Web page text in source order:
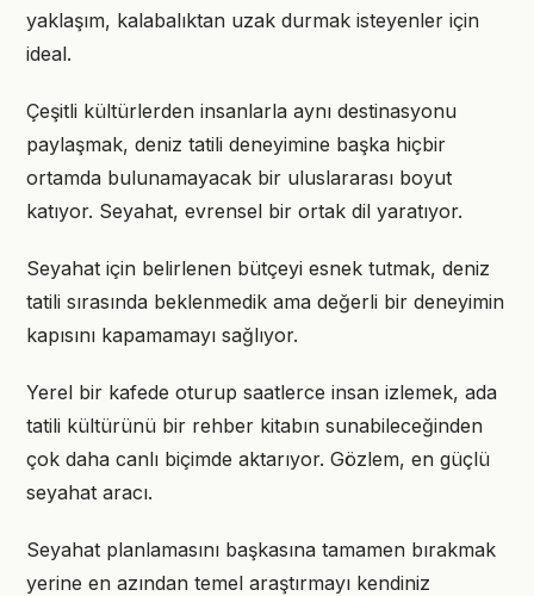
yaklaşım, kalabalıktan uzak durmak isteyenler için
ideal.
Çeşitli kültürlerden insanlarla aynı destinasyonu
paylaşmak, deniz tatili deneyimine başka hiçbir
ortamda bulunamayacak bir uluslararası boyut
katıyor. Seyahat, evrensel bir ortak dil yaratıyor.
Seyahat için belirlenen bütçeyi esnek tutmak, deniz
tatili sırasında beklenmedik ama değerli bir deneyimin
kapısını kapamamayı sağlıyor.
Yerel bir kafede oturup saatlerce insan izlemek, ada
tatili kültürünü bir rehber kitabın sunabileceğinden
çok daha canlı biçimde aktarıyor. Gözlem, en güçlü
seyahat aracı.
Seyahat planlamasını başkasına tamamen bırakmak
yerine en azından temel araştırmayı kendiniz